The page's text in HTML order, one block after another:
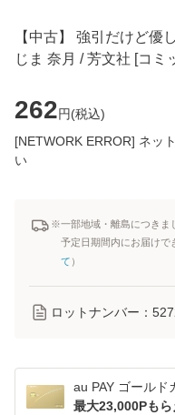
【中古】 強引だけど優
じま 奈月 / 芳文社 [コミ
262円(税込)
[NETWORK ERROR] ネッ
い
※一部地域・離島につきま
予定日期間内にお届けで
て ）
ロットナンバー：
au PAY ゴールド
最大23,000Pも